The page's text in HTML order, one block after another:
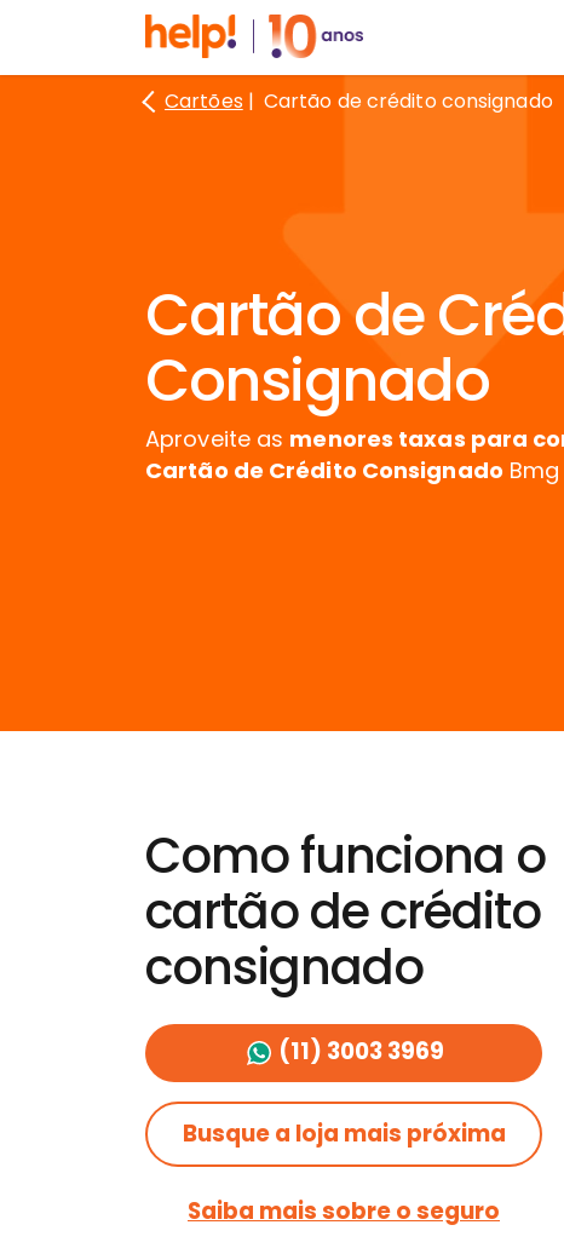
Cartões Cartão de crédito consignado
Cartão de
Consignado
Aproveite as menores taxas para
Cartão de Crédito Consignado
Como funciona o
cartão de crédito
consignado
(11) 3003 3969
Busque a loja mais próxima
Saiba mais sobre o seguro